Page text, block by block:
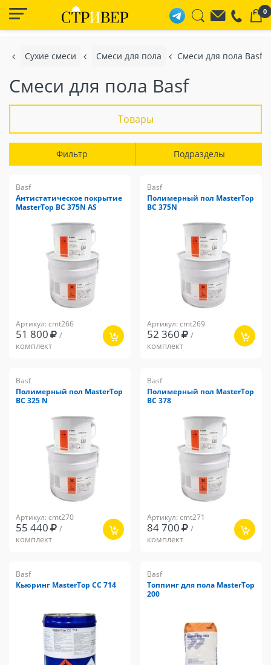
0
Сухие смеси Смеси для пола Смеси для пола Basf
Смеси для пола Basf
Товары
Фильтр Подразделы
Basf
Антистатическое покрытие
MasterTop BC 375N AS
Артикул: cmt266
51 800 /
комплект
Basf
Полимерный пол MasterTop
BC 375N
Артикул: cmt269
52 360 /
комплект
Basf
Полимерный пол MasterTop
ВС 325 N
Артикул: cmt270
55 440 /
комплект
Basf
Полимерный пол MasterTop
ВС 378
Артикул: cmt271
84 700 /
комплект
Basf
Кьюринг MasterTop CC 714
Basf
Топпинг для пола MasterTop
200